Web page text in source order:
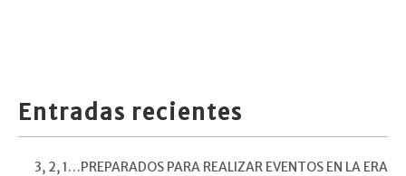
Entradas recientes
3, 2, 1…PREPARADOS PARA REALIZAR EVENTOS EN LA ERA